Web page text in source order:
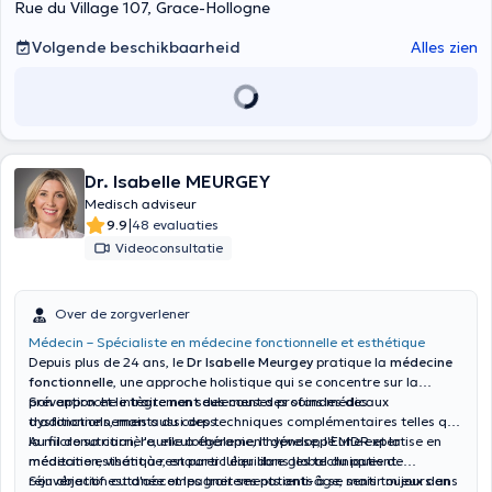
Rue du Village 107, Grace-Hollogne
Volgende beschikbaarheid
Alles zien
Dr. Isabelle MEURGEY
Medisch adviseur
9.9|48 evaluaties
Videoconsultatie
Over de zorgverlener
Médecin – Spécialiste en médecine fonctionnelle et esthétique
Depuis plus de 24 ans, le Dr Isabelle Meurgey pratique la médecine
fonctionnelle, une approche holistique qui se concentre sur la
prévention et le traitement des causes profondes des
dysfonctionnements du corps.
Son approche intègre non seulement des soins médicaux
traditionnels, mais aussi des techniques complémentaires telles que
la micronutrition, l'auriculothérapie, l'hypnose, l'EMDR et la
méditation, visant à restaurer l'équilibre global du patient.
Au fil de sa carrière, elle a également développé une expertise en
médecine esthétique, en particulier dans les techniques de
réjuvénation cutanée et les traitements anti-âge, mais toujours en
Son objectif est d'accompagner ses patients à se sentir mieux dans